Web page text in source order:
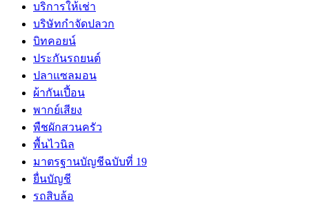
บริการให้เช่า
บริษัทกำจัดปลวก
บิทคอยน์
ประกันรถยนต์
ปลาแซลมอน
ผ้ากันเปี้อน
พากย์เสียง
พืชผักสวนครัว
พื้นไวนิล
มาตรฐานบัญชีฉบับที่ 19
ยื่นบัญชี
รถสิบล้อ